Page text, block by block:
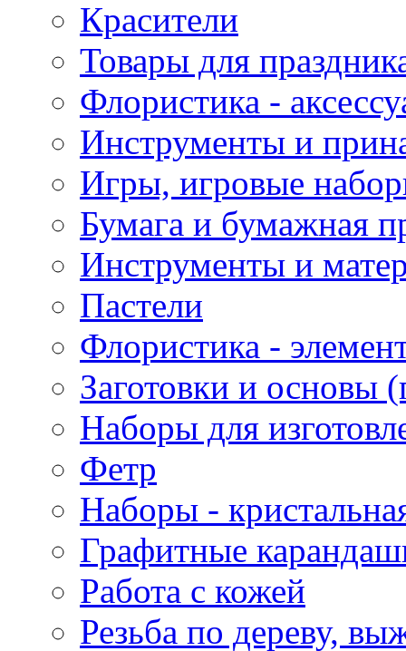
Красители
Товары для
Флористика -
Инструменты и
Игры, игровые
Бумага и бумажная
Инструменты и
Пастели
Флористика -
Заготовки и основы
Наборы для
Фетр
Наборы -
Графитные
Работа с кожей
Резьба по дереву,